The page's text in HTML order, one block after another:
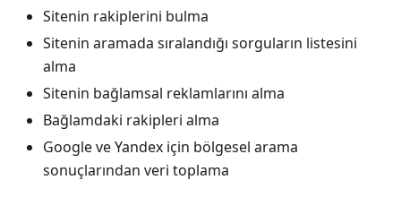
Sitenin rakiplerini bulma
Sitenin aramada sıralandığı sorguların listesini
alma
Sitenin bağlamsal reklamlarını alma
Bağlamdaki rakipleri alma
Google ve Yandex için bölgesel arama
sonuçlarından veri toplama